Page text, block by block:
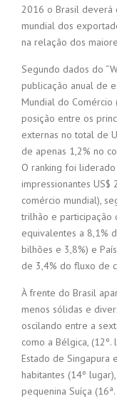
2016 o Brasil deverá
mundial dos
na relação dos
Segundo dados do
publicação anual de
Mundial do Comércio
posição entre os
externas no total de
de apenas 1,2% no
O ranking foi
impressionantes
comércio mundial),
trilhão e participação
equivalentes a 8,1%
bilhões e 3,8%) e
de 3,4% do fluxo de
À frente do Brasil
menos sólidas e
oscilando entre a
como a Bélgica,
Estado de Singapura
habitantes (14º
pequenina Suíça